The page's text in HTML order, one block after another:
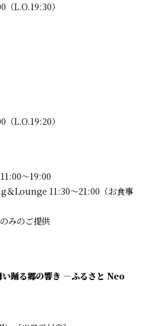
（L.O.19:30）
（L.O.19:20）
〜19:00
Lounge 11:30～21:00（お食事
みのご提供
い踊る郷の響き ―ふるさと Neo